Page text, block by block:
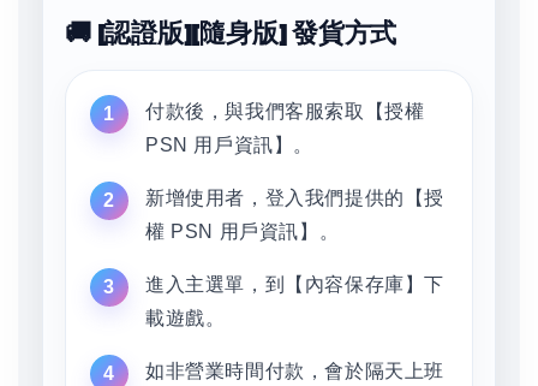
🚚 [認證版][隨身版] 發貨方式
付款後，與我們客服索取【授權
PSN 用戶資訊】。
新增使用者，登入我們提供的【授
權 PSN 用戶資訊】。
進入主選單，到【內容保存庫】下
載遊戲。
如非營業時間付款，會於隔天上班